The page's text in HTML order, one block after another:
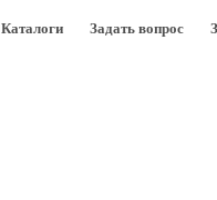
Каталоги Задать вопрос